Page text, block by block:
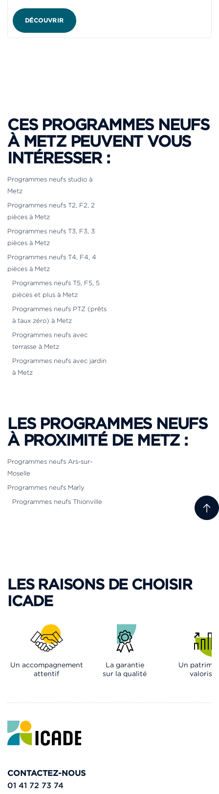
DÉCOUVRIR
CES PROGRAMMES NEUFS
À METZ PEUVENT VOUS
INTÉRESSER :
Programmes neufs studio à
Metz
Programmes neufs T2, F2, 2
pièces à Metz
Programmes neufs T3, F3, 3
pièces à Metz
Programmes neufs T4, F4, 4
pièces à Metz
Programmes neufs T5, F5, 5
pièces et plus à Metz
Programmes neufs PTZ (prêts
à taux zéro) à Metz
Programmes neufs avec
terrasse à Metz
Programmes neufs avec jardin
à Metz
LES PROGRAMMES NEUFS
À PROXIMITÉ DE METZ :
Programmes neufs Ars-sur-
Moselle
Programmes neufs Marly
Programmes neufs Thionville
LES RAISONS DE CHOISIR
ICADE
Un accompagnement
attentif
La garantie
sur la qualité
Un
valorisé
CONTACTEZ-NOUS
01 41 72 73 74